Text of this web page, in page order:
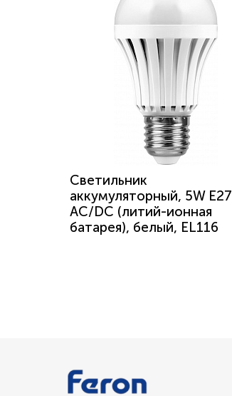
Светильник
аккумуляторный, 5W Е27
AC/DC (литий-ионная
батарея), белый, EL116